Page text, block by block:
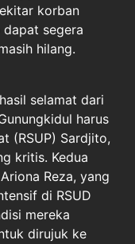
korban
segera
hilang.
selamat dari
harus
(RSUP) Sardjito,
kritis. Kedua
Reza, yang
di RSUD
mereka
dirujuk ke